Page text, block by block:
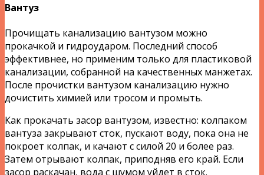
Вантуз
Прочищать канализацию вантузом можно
прокачкой и гидроударом. Последний способ
эффективнее, но применим только для пластиковой
канализации, собранной на качественных манжетах.
После прочистки вантузом канализацию нужно
дочистить химией или тросом и промыть.
Как прокачать засор вантузом, известно: колпаком
вантуза закрывают сток, пускают воду, пока она не
покроет колпак, и качают с силой 20 и более раз.
Затем отрывают колпак, приподняв его край. Если
засор раскачан, вода с шумом уйдет в сток.